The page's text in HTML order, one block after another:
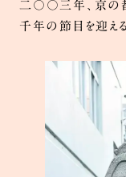
二〇〇三年、京の
千年の節目を迎え